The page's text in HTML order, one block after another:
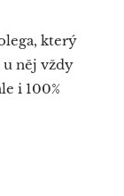
který
u něj vždy
i 100%